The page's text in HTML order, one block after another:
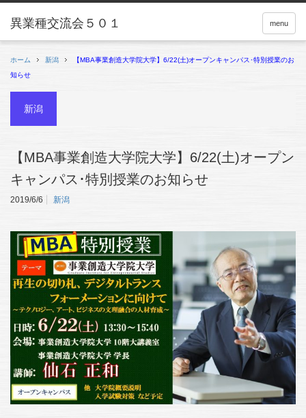
menu
ホーム 新潟
【MBA事業創造大学院大学】6/22(土)オープンキャンパス･特別授業のお
知らせ
新潟
【MBA事業創造大学院大学】6/22(土)オープン
キャンパス･特別授業のお知らせ
2019/6/6 新潟